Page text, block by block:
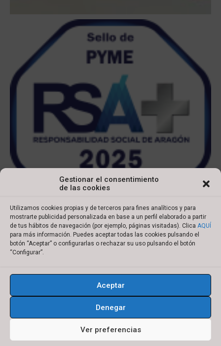
Gestionar el consentimiento
de las cookies
Utilizamos cookies propias y de terceros para fines analíticos y para
mostrarte publicidad personalizada en base a un perfil elaborado a partir
de tus hábitos de navegación (por ejemplo, páginas visitadas). Clica AQUÍ
para más información. Puedes aceptar todas las cookies pulsando el
botón “Aceptar” o configurarlas o rechazar su uso pulsando el botón
“Configurar”.
Aceptar
Denegar
Ver preferencias
Copyright © 2022 Ibersyd
s
a
i
n
k
e
d
w
i
t
t
e
u
u
Aviso legal
Política de cookies
Condiciones de compra